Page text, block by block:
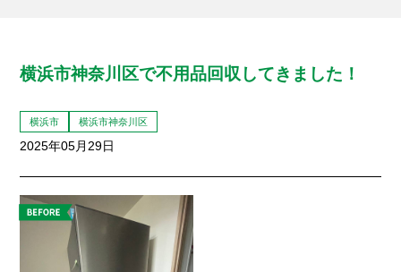
横浜市神奈川区で不用品回収してきました！
横浜市 横浜市神奈川区
2025年05月29日